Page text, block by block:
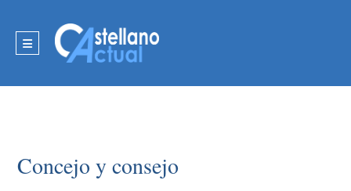
Concejo y consejo